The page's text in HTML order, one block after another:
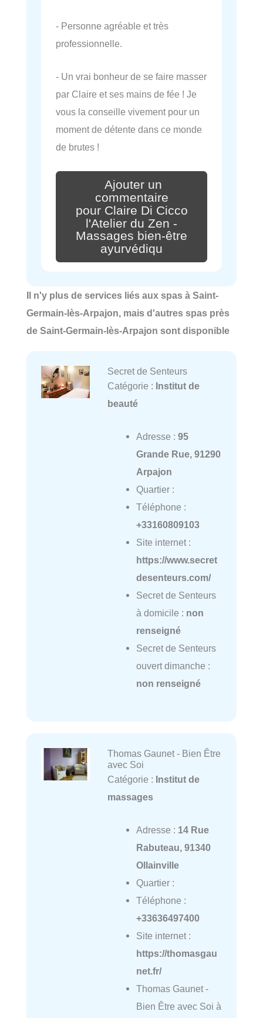
- Personne agréable et très
professionnelle.
- Un vrai bonheur de se faire masser
par Claire et ses mains de fée ! Je
vous la conseille vivement pour un
moment de détente dans ce monde
de brutes !
Ajouter un
commentaire
pour Claire Di Cicco
l'Atelier du Zen -
Massages bien-être
ayurvédiqu
Il n'y plus de services liés aux spas à Saint-
Germain-lès-Arpajon, mais d'autres spas près
de Saint-Germain-lès-Arpajon sont disponible
Secret de Senteurs
Catégorie : Institut de
beauté
Adresse : 95
Grande Rue, 91290
Arpajon
Quartier :
Téléphone :
+33160809103
Site internet :
https://www.secret
desenteurs.com/
Secret de Senteurs
à domicile : non
renseigné
Secret de Senteurs
ouvert dimanche :
non renseigné
Thomas Gaunet - Bien Être
avec Soi
Catégorie : Institut de
massages
Adresse : 14 Rue
Rabuteau, 91340
Ollainville
Quartier :
Téléphone :
+33636497400
Site internet :
https://thomasgau
net.fr/
Thomas Gaunet -
Bien Être avec Soi à